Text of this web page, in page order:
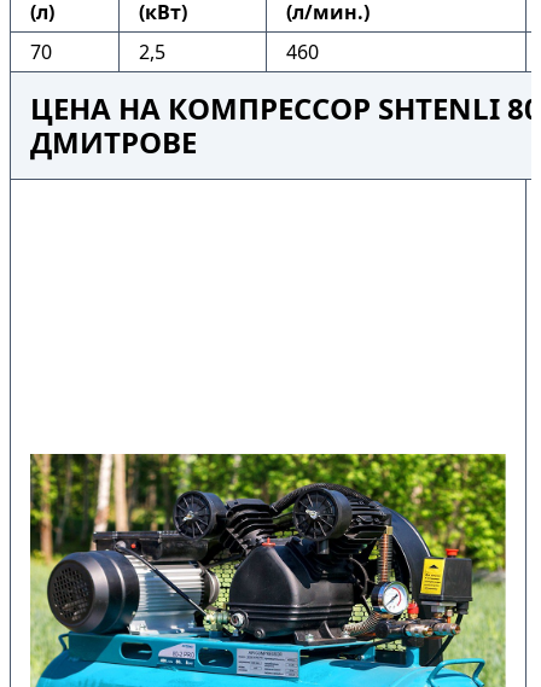
(л) (кВт)
(л/мин.)
70
2,5 460
ЦЕНА НА КОМПРЕССОР SHTENLI 80-
ДМИТРОВЕ